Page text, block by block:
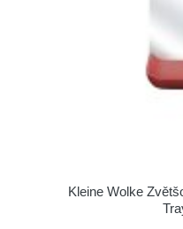
Kleine Wolke